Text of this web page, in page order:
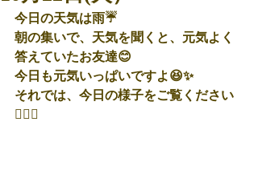
今日の天気は雨☔
朝の集いで、天気を聞くと、元気よく
答えていたお友達😊
今日も元気いっぱいですよ😆✨
それでは、今日の様子をご覧ください
💁🏼‍♀️